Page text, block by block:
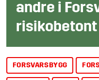
andre i
risikobetont
FORSVARSBYGG